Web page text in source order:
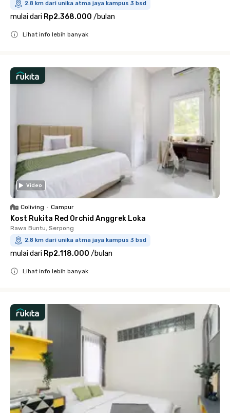
2.8 km dari unika atma jaya kampus 3 bsd
mulai dari Rp2.368.000 /bulan
Lihat info lebih banyak
Video
Coliving • Campur
Kost Rukita Red Orchid Anggrek Loka
Rawa Buntu, Serpong
2.8 km dari unika atma jaya kampus 3 bsd
mulai dari Rp2.118.000 /bulan
Lihat info lebih banyak